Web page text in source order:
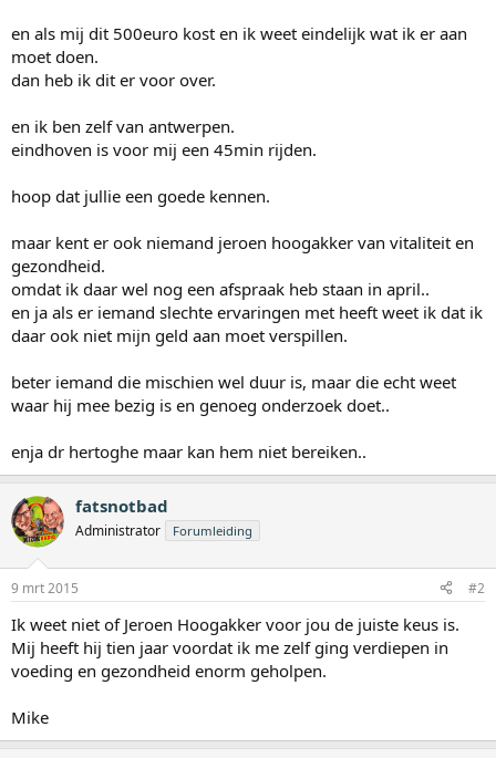
en als mij dit 500euro kost en ik weet eindelijk wat ik er aan
moet doen.
dan heb ik dit er voor over.
en ik ben zelf van antwerpen.
eindhoven is voor mij een 45min rijden.
hoop dat jullie een goede kennen.
maar kent er ook niemand jeroen hoogakker van vitaliteit en
gezondheid.
omdat ik daar wel nog een afspraak heb staan in april..
en ja als er iemand slechte ervaringen met heeft weet ik dat ik
daar ook niet mijn geld aan moet verspillen.
beter iemand die mischien wel duur is, maar die echt weet
waar hij mee bezig is en genoeg onderzoek doet..
enja dr hertoghe maar kan hem niet bereiken..
fatsnotbad
Administrator Forumleiding
9 mrt 2015 #2
Ik weet niet of Jeroen Hoogakker voor jou de juiste keus is.
Mij heeft hij tien jaar voordat ik me zelf ging verdiepen in
voeding en gezondheid enorm geholpen.
Mike